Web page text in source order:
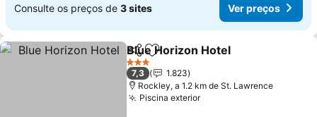
Consulte os preços de 3 sites Ver preços
PartilharAdicionar aos favoritos
Blue Horizon Hotel
3 Estrelas
7,3
1.823
Rockley, a 1.2 km de St. Lawrence
Piscina exterior